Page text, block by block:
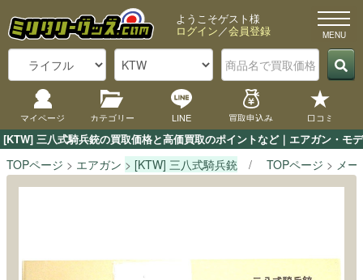
[KTW] 三八式騎兵銃の買取価格と高価買取のポイントなど｜エアガン・モ
ようこそゲスト様
ログイン／会員登録
マイページ カテゴリー LINE 買取申込み 口コミ
TOPページ エアガン [KTW] 三八式騎兵銃 TOPページ メ